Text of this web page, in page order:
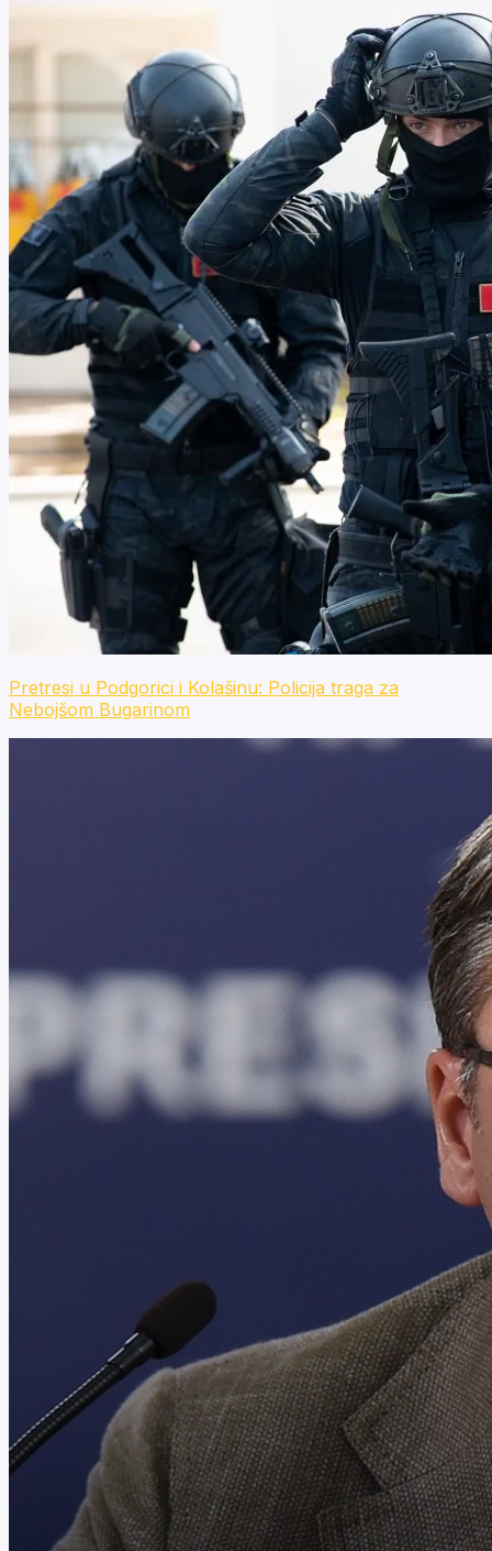
Pretresi u Podgorici i Kolašinu: Policija traga za
Nebojšom Bugarinom